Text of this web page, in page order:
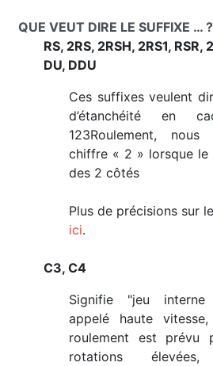
QUE VEUT DIRE LE SUFFIXE … ?
RS, 2RS, 2RSH, 2RS1, RSR,
DU, DDU
Ces suffixes veulent
d’étanchéité en
123Roulement,
chiffre « 2 » lorsque le
des 2 côtés
Plus de précisions sur
ici.
C3, C4
Signifie "jeu interne
appelé haute
roulement est prévu
rotations